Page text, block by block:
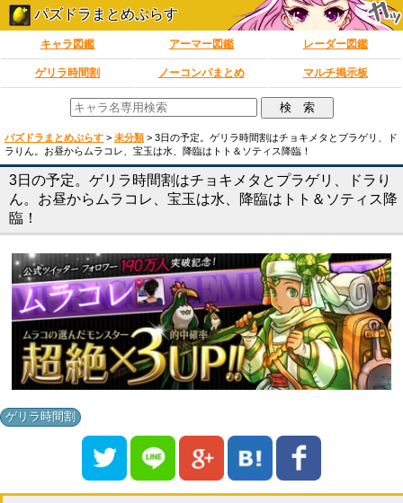
パズドラまとめぷらす
キャラ図鑑 アーマー図鑑 レーダー図鑑
ゲリラ時間割 ノーコンパまとめ マルチ掲示板
パズドラまとめぷらす > 未分類 > 3日の予定。ゲリラ時間割はチョキメタとプラゲリ、ド
ラりん。お昼からムラコレ、宝玉は水、降臨はトト＆ソティス降臨！
3日の予定。ゲリラ時間割はチョキメタとプラゲリ、ドラり
ん。お昼からムラコレ、宝玉は水、降臨はトト＆ソティス降
臨！
ゲリラ時間割